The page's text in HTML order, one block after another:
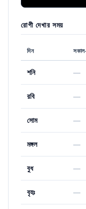
রোগী দেখার সময়
দিন
শনি —
রবি —
সোম —
মঙ্গল —
বুধ —
বৃহঃ —